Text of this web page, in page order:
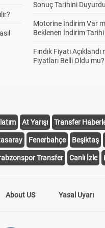
Sonuç Tarihini Duyurdu
Motorine İndirim Var
Beklenen İndirim Tarihi
Fındık Fiyatı
Fiyatları Belli Oldu mu?
At Yarışı Transfer
Fenerbahçe Beşiktaş
Transfer Canlı İzle
About US Yasal Uyarı